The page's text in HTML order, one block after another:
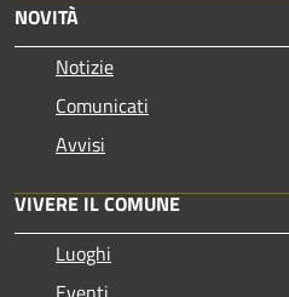
NOVITÀ
Notizie
Comunicati
Avvisi
VIVERE IL COMUNE
Luoghi